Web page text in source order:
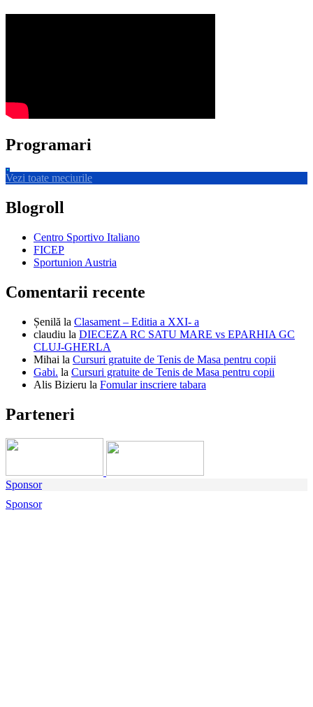
Programari
Vezi toate meciurile
Blogroll
Centro Sportivo Italiano
FICEP
Sportunion Austria
Comentarii recente
Șenilă la Clasament – Editia a XXI- a
claudiu la DIECEZA RC SATU MARE vs EPARHIA GC
CLUJ-GHERLA
Mihai la Cursuri gratuite de Tenis de Masa pentru copii
Gabi. la Cursuri gratuite de Tenis de Masa pentru copii
Alis Bizieru la Fomular inscriere tabara
Parteneri
Sponsor
Sponsor